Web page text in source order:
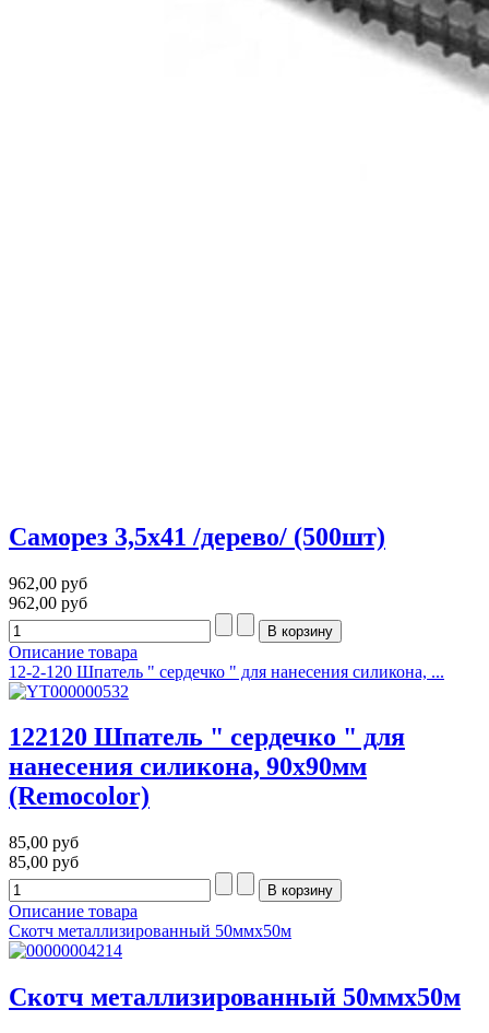
Саморез 3,5х41 /дерево/ (500шт)
962,00 руб
962,00 руб
Описание товара
12-2-120 Шпатель " сердечко " для нанесения силикона, ...
122120 Шпатель " сердечко " для
нанесения силикона, 90х90мм
(Remocolor)
85,00 руб
85,00 руб
Описание товара
Скотч металлизированный 50ммх50м
Скотч металлизированный 50ммх50м